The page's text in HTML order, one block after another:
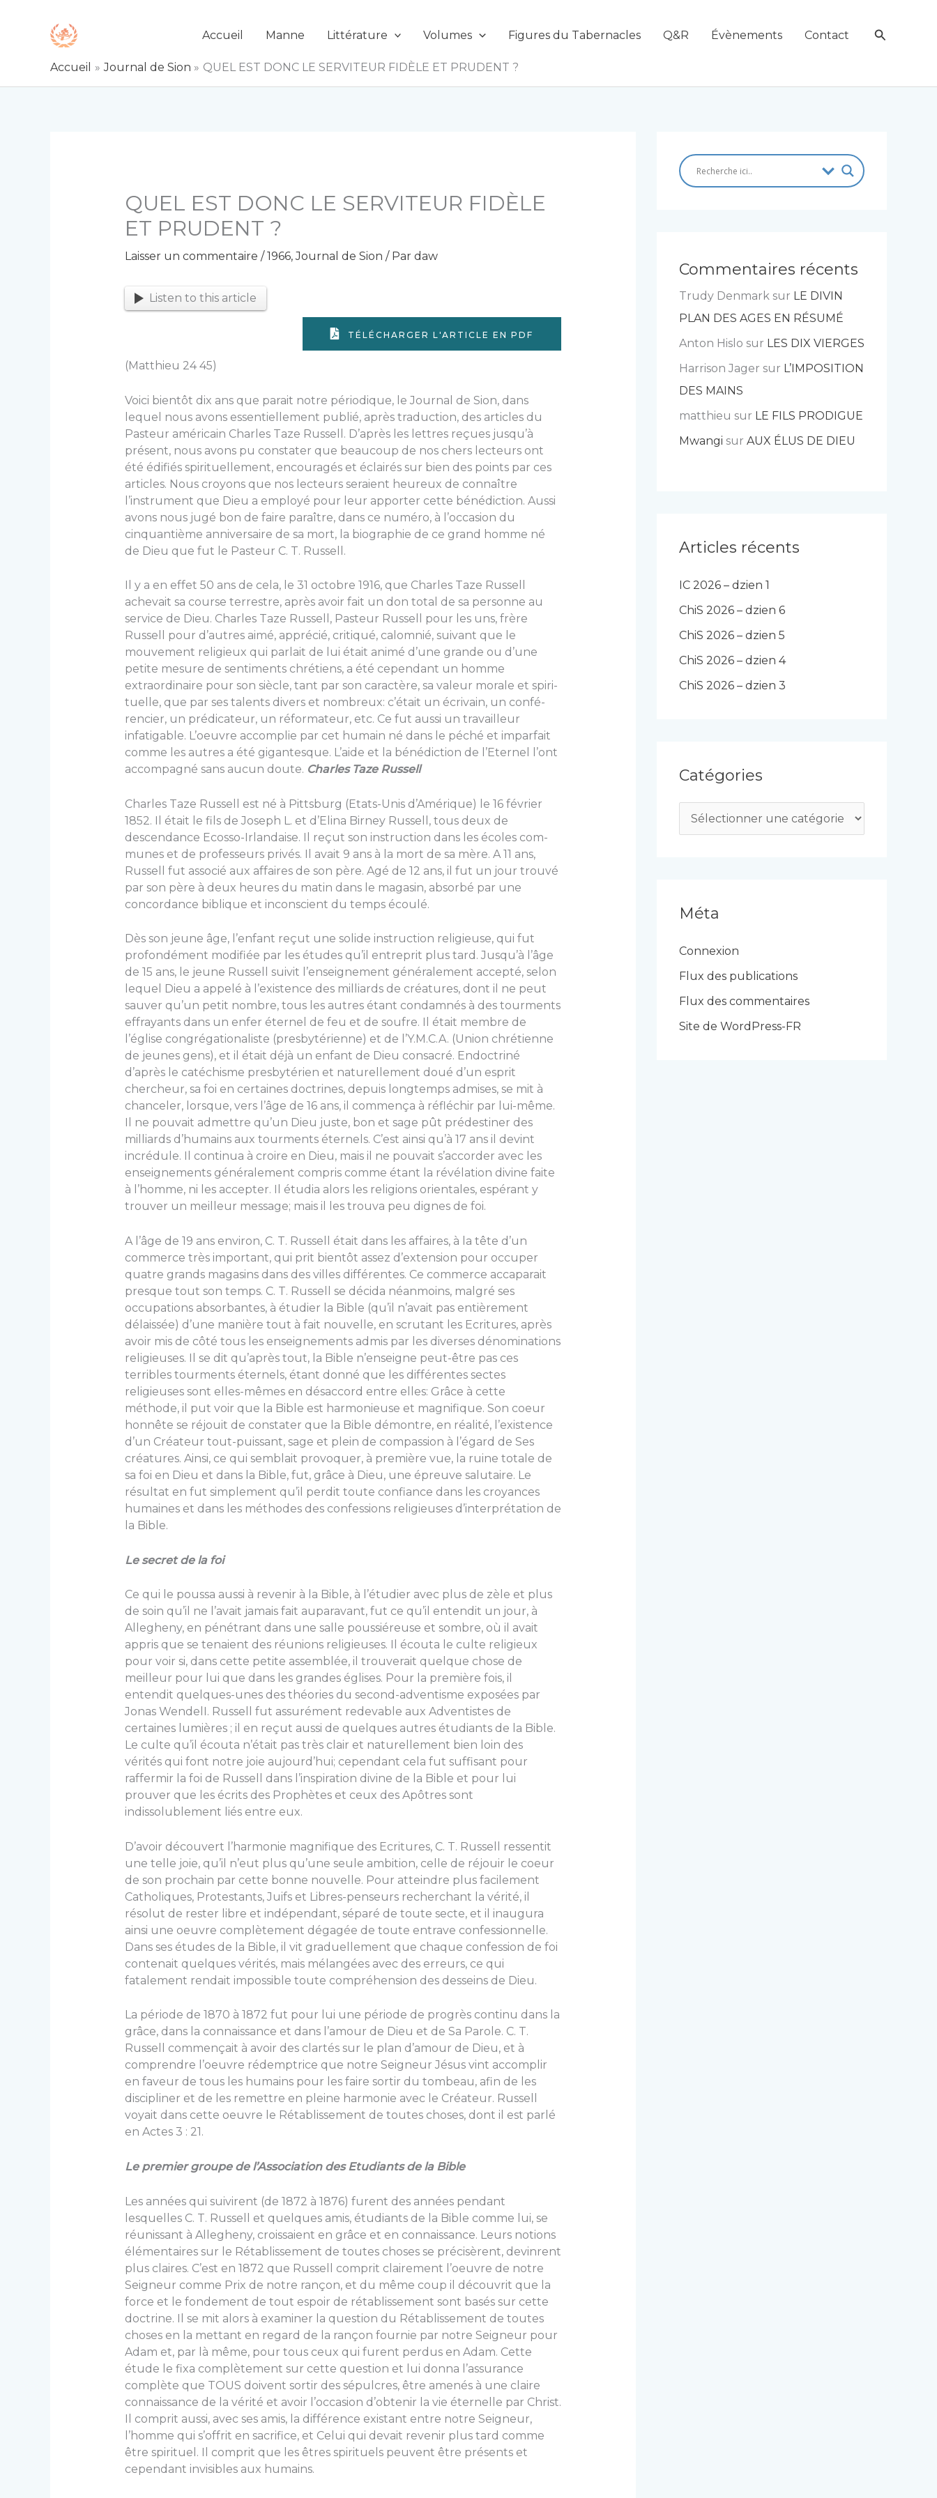
Accueil Manne Littérature Volumes Figures du Tabernacles Q&R Évènements Contact
Accueil Journal de Sion QUEL EST DONC LE SERVITEUR FIDÈLE ET PRUDENT ?
QUEL EST DONC LE SERVITEUR FIDÈLE
ET PRUDENT ?
Laisser un commentaire / 1966,Journal de Sion / Par daw
Listen to this article
TÉLÉCHARGER L'ARTICLE EN PDF
(Matthieu 24 45)
Voici bientôt dix ans que parait notre périodique, le Journal de Sion, dans
lequel nous avons essentiellement publié, après traduction, des articles du
Pasteur américain Charles Taze Russell. D’après les lettres reçues jusqu’à
présent, nous avons pu constater que beaucoup de nos chers lecteurs ont
été édifiés spirituellement, encouragés et éclairés sur bien des points par ces
articles. Nous croyons que nos lecteurs seraient heureux de connaître
l’instrument que Dieu a employé pour leur apporter cette bénédiction. Aussi
avons nous jugé bon de faire paraître, dans ce numéro, à l’occasion du
cinquantième anniversaire de sa mort, la biographie de ce grand homme né
de Dieu que fut le Pasteur C. T. Russell.
Il y a en effet 50 ans de cela, le 31 octobre 1916, que Charles Taze Russell
achevait sa course terrestre, après avoir fait un don total de sa personne au
service de Dieu. Charles Taze Russell, Pasteur Russell pour les uns, frère
Russell pour d’autres aimé, apprécié, criti­qué, calomnié, sui­vant que le
mouve­ment religieux qui parlait de lui était animé d’une grande ou d’une
petite mesure de sentiments chrétiens, a été cependant un homme
extraordinaire pour son siècle, tant par son caractère, sa valeur morale et spiri­
tuelle, que par ses talents divers et nombreux: c’était un écrivain, un confé­
rencier, un prédica­teur, un réformateur, etc. Ce fut aussi un travailleur
infatigable. L’oeuvre accom­plie par cet humain né dans le péché et imparfait
comme les autres a été gigantes­que. L’aide et la bé­nédiction de l’Eter­nel l’ont
accompa­gné sans aucun doute. Charles Taze Russell
Charles Taze Russell est né à Pitts­burg (Etats-Unis d’Amérique) le 16 février
1852. Il était le fils de Joseph L. et d’Elina Birney Russell, tous deux de
descendance Ecosso-Irlan­daise. Il reçut son instruction dans les écoles com­
munes et de professeurs privés. Il avait 9 ans à la mort de sa mère. A 11 ans,
Russell fut associé aux affaires de son père. Agé de 12 ans, il fut un jour trouvé
par son père à deux heures du matin dans le magasin, absorbé par une
concordance biblique et inconscient du temps écoulé.
Dès son jeune âge, l’enfant reçut une solide instruction religieuse, qui fut
profondément modi­fiée par les études qu’il entreprit plus tard. Jus­qu’à l’âge
de 15 ans, le jeune Russell suivit l’en­seignement généralement accepté, selon
lequel Dieu a appelé à l’existence des milliards de créa­tures, dont il ne peut
sauver qu’un petit nombre, tous les autres étant condamnés à des tourments
effrayants dans un enfer éternel de feu et de sou­fre. Il était membre de
l’église congrégationaliste (presbytérienne) et de l’Y.M.C.A. (Union chrétien­ne
de jeunes gens), et il était déjà un enfant de Dieu consacré. Endoctriné
d’après le catéchisme presbytérien et naturellement doué d’un esprit
chercheur, sa foi en certaines doctrines, depuis longtemps admises, se mit à
chanceler, lorsque, vers l’âge de 16 ans, il commença à réfléchir par lui-même.
Il ne pouvait admettre qu’un Dieu jus­te, bon et sage pût prédestiner des
milliards d’hu­mains aux tourments éternels. C’est ainsi qu’à 17 ans il devint
incrédule. Il continua à croire en Dieu, mais il ne pouvait s’accorder avec les
ensei­gnements généralement compris comme étant la révélation divine faite
à l’homme, ni les accepter. Il étudia alors les religions orientales, espérant y
trouver un meilleur message; mais il les trouva peu dignes de foi.
A l’âge de 19 ans environ, C. T. Russell était dans les affaires, à la tête d’un
commerce très important, qui prit bientôt assez d’extension pour occuper
quatre grands magasins dans des villes différentes. Ce commerce accaparait
presque tout son temps. C. T. Russell se décida néanmoins, malgré ses
occupations absorbantes, à étudier la Bible (qu’il n’avait pas entièrement
délaissée) d’une manière tout à fait nouvelle, en scrutant les Ecritures, après
avoir mis de côté tous les ensei­gnements admis par les diverses dénominations
religieuses. Il se dit qu’après tout, la Bible n’ensei­gne peut-être pas ces
terribles tourments éternels, étant donné que les différentes sectes
religieuses sont elles-mêmes en désaccord entre elles: Grâce à cette
méthode, il put voir que la Bible est har­monieuse et magnifique. Son coeur
honnête se réjouit de constater que la Bible démontre, en réalité, l’existence
d’un Créateur tout-puissant, sage et plein de compassion à l’égard de Ses
créa­tures. Ainsi, ce qui semblait provoquer, à pre­mière vue, la ruine totale de
sa foi en Dieu et dans la Bible, fut, grâce à Dieu, une épreuve salutaire. Le
résultat en fut simplement qu’il perdit toute confiance dans les croyances
humaines et dans les méthodes des confessions religieuses d’interpré­tation de
la Bible.
Le secret de la foi
Ce qui le poussa aussi à revenir à la Bible, à l’étudier avec plus de zèle et plus
de soin qu’il ne l’avait jamais fait auparavant, fut ce qu’il entendit un jour, à
Allegheny, en pénétrant dans une salle poussiéreuse et sombre, où il avait
appris que se tenaient des réunions religieuses. Il écouta le culte religieux
pour voir si, dans cette petite assemblée, il trouverait quelque chose de
meilleur pour lui que dans les grandes églises. Pour la pre­mière fois, il
entendit quelques-unes des théories du second-adventisme exposées par
Jonas Wen­delI. Russell fut assurément redevable aux Adven­tistes de
certaines lumières ; il en reçut aussi de quelques autres étudiants de la Bible.
Le culte qu’il écouta n’était pas très clair et naturellement bien loin des
vérités qui font notre joie aujour­d’hui; cependant cela fut suffisant pour
raffer­mir la foi de Russell dans l’inspiration divine de la Bible et pour lui
prouver que les écrits des Pro­phètes et ceux des Apôtres sont
indissolublement liés entre eux.
D’avoir découvert l’harmonie magnifique des Ecritures, C. T. Russell ressentit
une telle joie, qu’il n’eut plus qu’une seule ambition, celle de réjouir le coeur
de son prochain par cette bonne nouvelle. Pour atteindre plus facilement
Catholi­ques, Protestants, Juifs et Libres-penseurs recher­chant la vérité, il
résolut de rester libre et indé­pendant, séparé de toute secte, et il inaugura
ainsi une oeuvre complètement dégagée de toute entrave confessionnelle.
Dans ses études de la Bible, il vit graduellement que chaque confession de foi
con­tenait quelques vérités, mais mélangées avec des erreurs, ce qui
fatalement rendait impossible toute compréhension des desseins de Dieu.
La période de 1870 à 1872 fut pour lui une période de progrès continu dans la
grâce, dans la connaissance et dans l’amour de Dieu et de Sa Parole. C. T.
Russell commençait à avoir des clar­tés sur le plan d’amour de Dieu, et à
comprendre l’oeuvre rédemptrice que notre Seigneur Jésus vint accomplir
en faveur de tous les humains pour les faire sortir du tombeau, afin de les
discipliner et de les remettre en pleine harmonie avec le Créa­teur. Russell
voyait dans cette oeuvre le Rétablis­sement de toutes choses, dont il est parlé
en Actes 3 : 21.
Le premier groupe de l’Association des Etudiants de la Bible
Les années qui suivirent (de 1872 à 1876) furent des années pendant
lesquelles C. T. Rus­sell et quelques amis, étudiants de la Bible com­me lui, se
réunissant à Allegheny, croissaient en grâce et en connaissance. Leurs notions
élémen­taires sur le Rétablissement de toutes choses se précisèrent, devinrent
plus claires. C’est en 1872 que Russell comprit clairement l’oeuvre de notre
Seigneur comme Prix de notre rançon, et du même coup il découvrit que la
force et le fondement de tout espoir de rétablissement sont basés sur cette
doctrine. Il se mit alors à examiner la question du Rétablissement de toutes
choses en la mettant en regard de la rançon fournie par notre Seigneur pour
Adam et, par là même, pour tous ceux qui furent perdus en Adam. Cette
étude le fixa com­plètement sur cette question et lui donna l’assurance
complète que TOUS doivent sortir des sépul­cres, être amenés à une claire
connaissance de la vérité et avoir l’occasion d’obtenir la vie éternel­le par Christ.
Il comprit aussi, avec ses amis, la différence existant entre notre Seigneur,
l’homme qui s’offrit en sacrifice, et Celui qui devait reve­nir plus tard comme
être spirituel. Il comprit que les êtres spirituels peuvent être présents et
cepen­dant invisibles aux humains.
Commentaires récents
Trudy Denmark sur LE DIVIN
PLAN DES AGES EN RÉSUMÉ
Anton Hislo sur LES DIX VIERGES
Harrison Jager sur L’IMPOSITION
DES MAINS
matthieu sur LE FILS PRODIGUE
Mwangi sur AUX ÉLUS DE DIEU
Articles récents
IC 2026 – dzien 1
ChiS 2026 – dzien 6
ChiS 2026 – dzien 5
ChiS 2026 – dzien 4
ChiS 2026 – dzien 3
Catégories
a
r
i
Méta
Connexion
Flux des publications
Flux des commentaires
Site de WordPress-FR